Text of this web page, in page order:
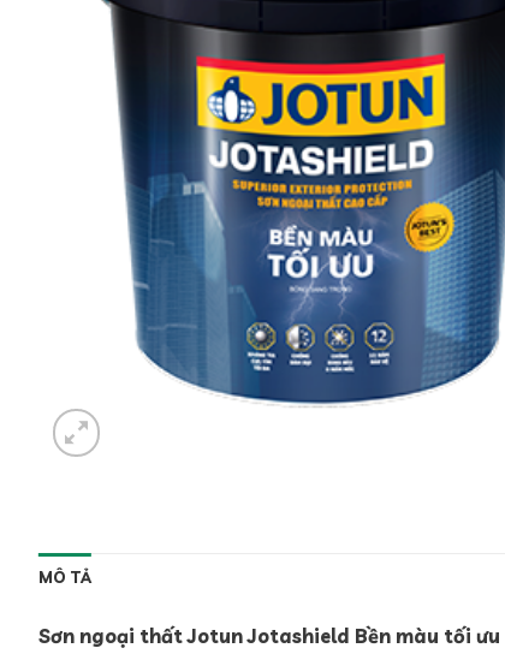
MÔ TẢ
Sơn ngoại thất Jotun Jotashield Bền màu tối ưu